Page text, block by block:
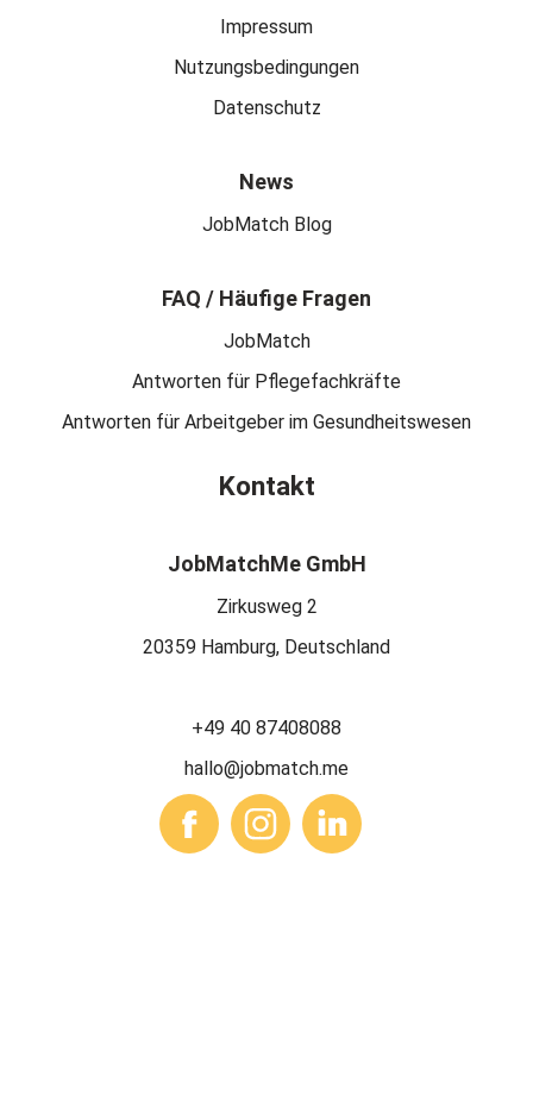
Impressum
Nutzungsbedingungen
Datenschutz
News
JobMatch Blog
FAQ / Häufige Fragen
JobMatch
Antworten für Pflegefachkräfte
Antworten für Arbeitgeber im Gesundheitswesen
Kontakt
JobMatchMe GmbH
Zirkusweg 2
20359 Hamburg, Deutschland
+49 40 87408088
hallo@jobmatch.me